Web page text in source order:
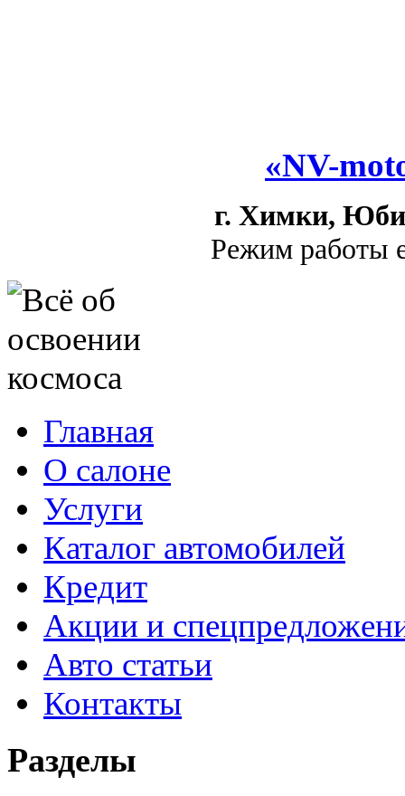
«NV-
г. Химки,
Режим работы
Главная
О салоне
Услуги
Каталог автомобилей
Кредит
Акции и
Авто статьи
Контакты
Разделы